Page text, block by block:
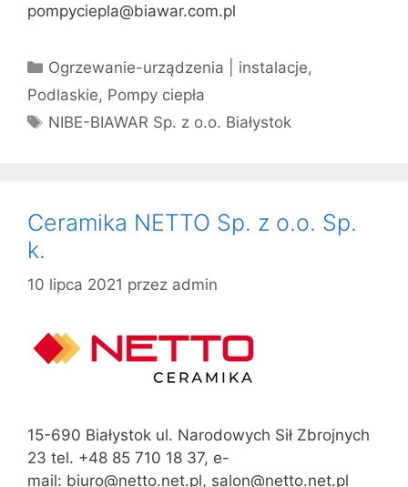
pompyciepla@biawar.com.pl
Kategorie
Ogrzewanie-urządzenia | instalacje,
Podlaskie, Pompy ciepła
Tagi
NIBE-BIAWAR Sp. z o.o. Białystok
Ceramika NETTO Sp. z o.o. Sp.
k.
10 lipca 2021 przez admin
15-690 Białystok ul. Narodowych Sił Zbrojnych
23 tel. +48 85 710 18 37, e-
mail: biuro@netto.net.pl, salon@netto.net.pl